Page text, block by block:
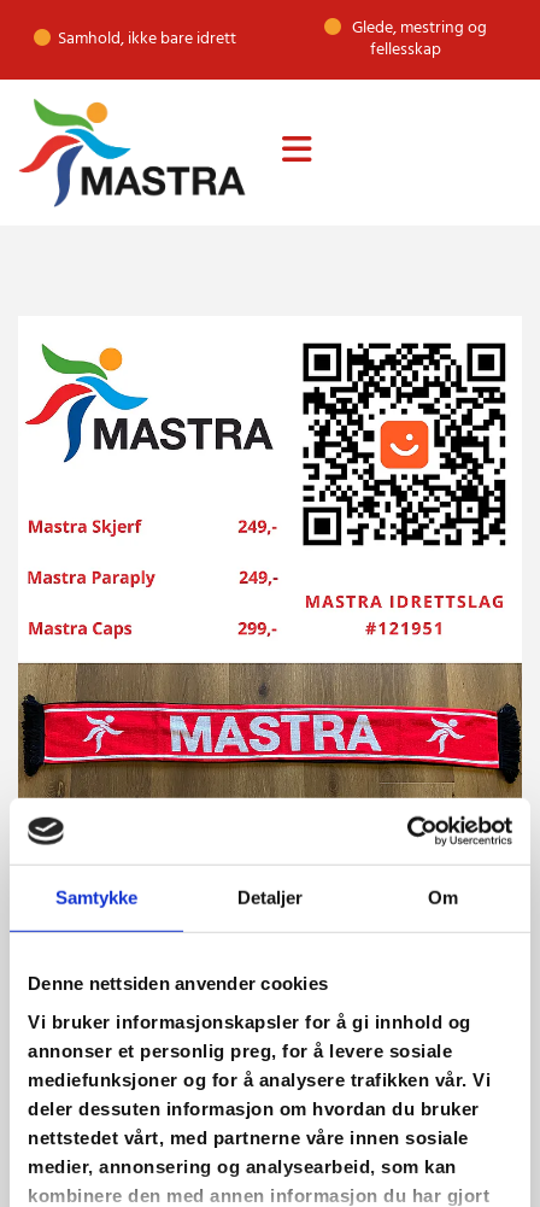
Samtykke Detaljer Om
Denne nettsiden anvender cookies
Vi bruker informasjonskapsler for å gi innhold og
annonser et personlig preg, for å levere sosiale
mediefunksjoner og for å analysere trafikken vår. Vi
deler dessuten informasjon om hvordan du bruker
nettstedet vårt, med partnerne våre innen sosiale
medier, annonsering og analysearbeid, som kan
kombinere den med annen informasjon du har gjort
 Samhold, ikke bare idrett Glede, mestring og
fellesskap
10/09/2024av Mastra Idrettslag
Mastra IL Supporterutstyr
Mastra IL har nå fått inn skjerf, paraplyer og caps!